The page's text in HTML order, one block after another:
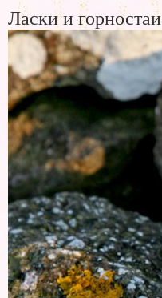
Ласки и горностаи